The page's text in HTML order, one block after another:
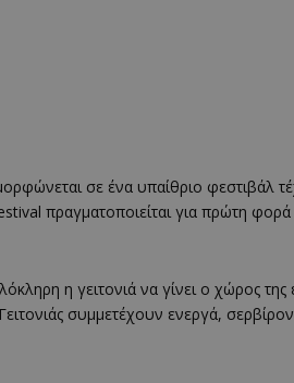
σε ένα υπαίθριο φεστιβάλ
πραγματοποιείται για πρώτη φορά
η γειτονιά να γίνει ο χώρος
συμμετέχουν ενεργά,